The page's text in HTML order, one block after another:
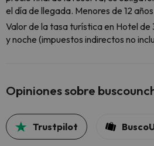
el día de llegada. Menores de 12
Valor de la tasa turística en Hotel de
y noche (impuestos indirectos no
Opiniones sobre
Trustpilot